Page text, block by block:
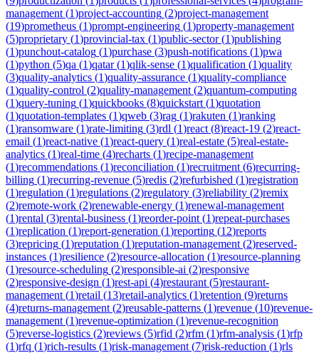
management (1)project-accounting (2)project-management
(19)prometheus (1)prompt-engineering (1)property-management
(5)proprietary (1)provincial-tax (1)public-sector(1)publishing
(1)punchout-catalog (1)purchase (3)push-notifications (1)pwa
(1)python (5)qa (1)qatar(1)qlik-sense (1)qualification (1)quality
(3)quality-analytics (1)quality-assurance (1)quality-compliance
(1)quality-control (2)quality-management (2)quantum-computing
(1)query-tuning (1)quickbooks (8)quickstart (1)quotation
(1)quotation-templates (1)qweb (3)rag (1)rakuten (1)ranking
(1)ransomware (1)rate-limiting (3)rdl (1)react (8)react-19 (2)react-
email (1)react-native (1)react-query (1)real-estate (5)real-estate-
analytics (1)real-time (4)recharts (1)recipe-management
(1)recommendations (1)reconciliation (1)recruitment (6)recurring-
billing (1)recurring-revenue (5)redis (2)refurbished (1)registration
(1)regulation (1)regulations (2)regulatory (3)reliability (2)remix
(2)remote-work (2)renewable-energy (1)renewal-management
(1)rental (3)rental-business (1)reorder-point (1)repeat-purchases
(1)replication (1)report-generation (1)reporting (12)reports
(3)repricing (1)reputation (1)reputation-management (2)reserved-
instances (1)resilience (2)resource-allocation (1)resource-planning
(1)resource-scheduling (2)responsible-ai (2)responsive
(2)responsive-design (1)rest-api (4)restaurant (5)restaurant-
management (1)retail (13)retail-analytics (1)retention (9)returns
(4)returns-management (2)reusable-patterns (1)revenue (10)revenue-
management (1)revenue-optimization (1)revenue-recognition
(5)reverse-logistics (2)reviews (5)rfid (2)rfm (1)rfm-analysis (1)rfp
(1)rfq (1)rich-results (1)risk-management (7)risk-reduction (1)rls